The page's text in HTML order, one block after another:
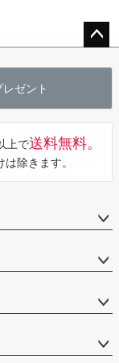
へ
ゼント
上で送料無料。
除きます。